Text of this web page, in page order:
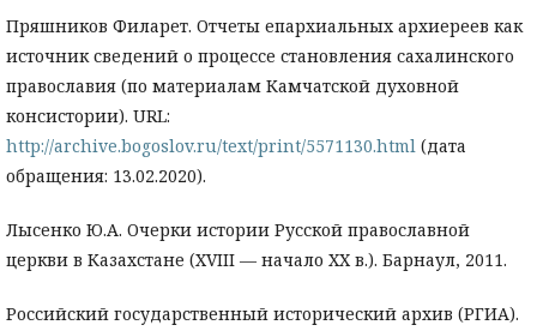
Пряшников Филарет. Отчеты епархиальных архиереев как
источник сведений о процессе становления сахалинского
православия (по материалам Камчатской духовной
консистории). URL:
http://archive.bogoslov.ru/text/print/5571130.html (дата
обращения: 13.02.2020).
Лысенко Ю.А. Очерки истории Русской православной
церкви в Казахстане (XVIII — начало ХХ в.). Барнаул, 2011.
Российский государственный исторический архив (РГИА).